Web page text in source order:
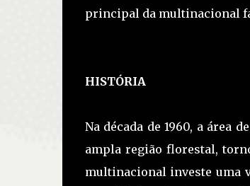
principal da multinacional
HISTÓRIA
Na década de 1960, a área
ampla região florestal,
multinacional investe uma